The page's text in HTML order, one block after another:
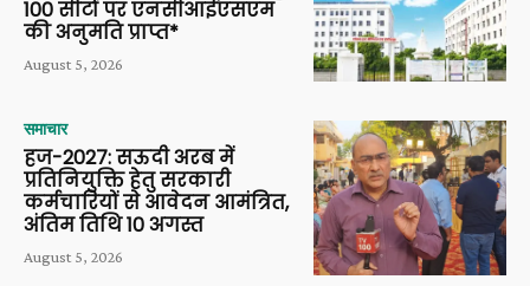
100 सीटों पर एनसीआईएसएम
की अनुमति प्राप्त*
August 5, 2026
समाचार
हज-2027: सऊदी अरब में
प्रतिनियुक्ति हेतु सरकारी
कर्मचारियों से आवेदन आमंत्रित,
अंतिम तिथि 10 अगस्त
August 5, 2026